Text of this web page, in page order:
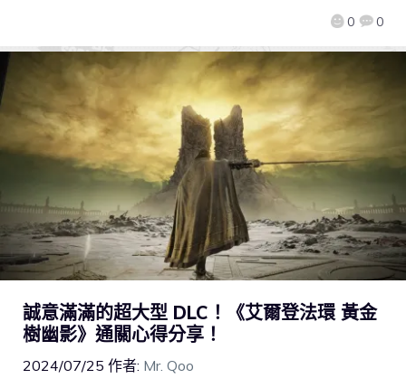
0 0
誠意滿滿的超大型 DLC！《艾爾登法環 黃金
樹幽影》通關心得分享！
2024/07/25 作者: Mr. Qoo